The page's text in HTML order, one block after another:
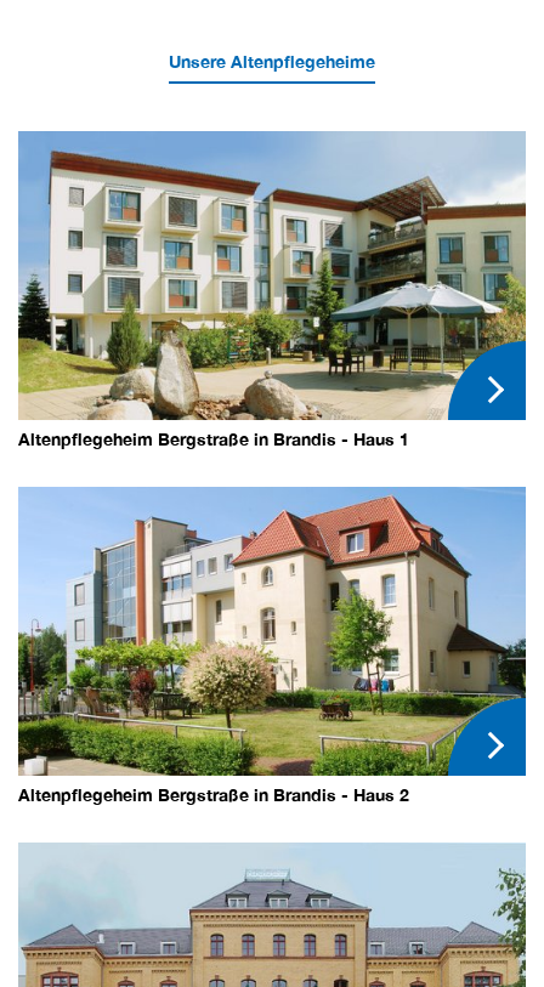
Unsere Altenpflegeheime
Altenpflegeheim Bergstraße in Brandis - Haus 1
Altenpflegeheim Bergstraße in Brandis - Haus 2